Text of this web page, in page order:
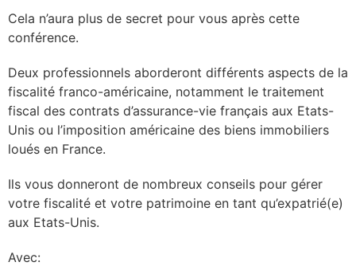
Cela n’aura plus de secret pour vous après cette
conférence.
Deux professionnels aborderont différents aspects de la
fiscalité franco-américaine, notamment le traitement
fiscal des contrats d’assurance-vie français aux Etats-
Unis ou l’imposition américaine des biens immobiliers
loués en France.
Ils vous donneront de nombreux conseils pour gérer
votre fiscalité et votre patrimoine en tant qu’expatrié(e)
aux Etats-Unis.
Avec: